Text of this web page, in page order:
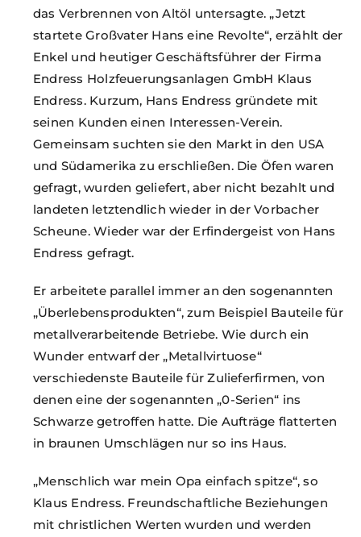
das Verbrennen von Altöl untersagte. „Jetzt
startete Großvater Hans eine Revolte“, erzählt der
Enkel und heutiger Geschäftsführer der Firma
Endress Holzfeuerungsanlagen GmbH Klaus
Endress. Kurzum, Hans Endress gründete mit
seinen Kunden einen Interessen-Verein.
Gemeinsam suchten sie den Markt in den USA
und Südamerika zu erschließen. Die Öfen waren
gefragt, wurden geliefert, aber nicht bezahlt und
landeten letztendlich wieder in der Vorbacher
Scheune. Wieder war der Erfindergeist von Hans
Endress gefragt.
Er arbeitete parallel immer an den sogenannten
„Überlebensprodukten“, zum Beispiel Bauteile für
metallverarbeitende Betriebe. Wie durch ein
Wunder entwarf der „Metallvirtuose“
verschiedenste Bauteile für Zulieferfirmen, von
denen eine der sogenannten „0-Serien“ ins
Schwarze getroffen hatte. Die Aufträge flatterten
in braunen Umschlägen nur so ins Haus.
„Menschlich war mein Opa einfach spitze“, so
Klaus Endress. Freundschaftliche Beziehungen
mit christlichen Werten wurden und werden